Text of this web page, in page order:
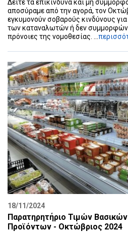
Δείτε τα επικίνδυνα και μη
αποσύραμε από την αγορά, τον
εγκυμονούν σοβαρούς κινδύνους
των καταναλωτών ή δεν
πρόνοιες της νομοθεσίας. ...
18/11/2024
Παρατηρητήριο Τιμών
Προϊόντων - Οκτώβριος 2024